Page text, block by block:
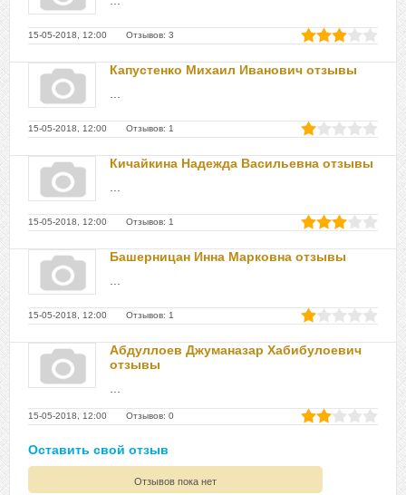
15-05-2018, 12:00 Отзывов: 3
Капустенко Михаил Иванович отзывы
15-05-2018, 12:00 Отзывов: 1
Кичайкина Надежда Васильевна отзывы
15-05-2018, 12:00 Отзывов: 1
Башерницан Инна Марковна отзывы
15-05-2018, 12:00 Отзывов: 1
Абдуллоев Джуманазар Хабибулоевич
отзывы
15-05-2018, 12:00 Отзывов: 0
Оставить свой отзыв
Отзывов пока нет